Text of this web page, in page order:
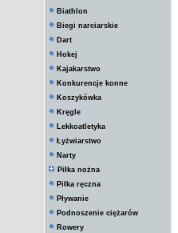
Biathlon
Biegi narciarskie
Dart
Hokej
Kajakarstwo
Konkurencje konne
Koszykówka
Kręgle
Lekkoatletyka
Łyżwiarstwo
Narty
Piłka nożna
Piłka ręczna
Pływanie
Podnoszenie ciężarów
Rowery